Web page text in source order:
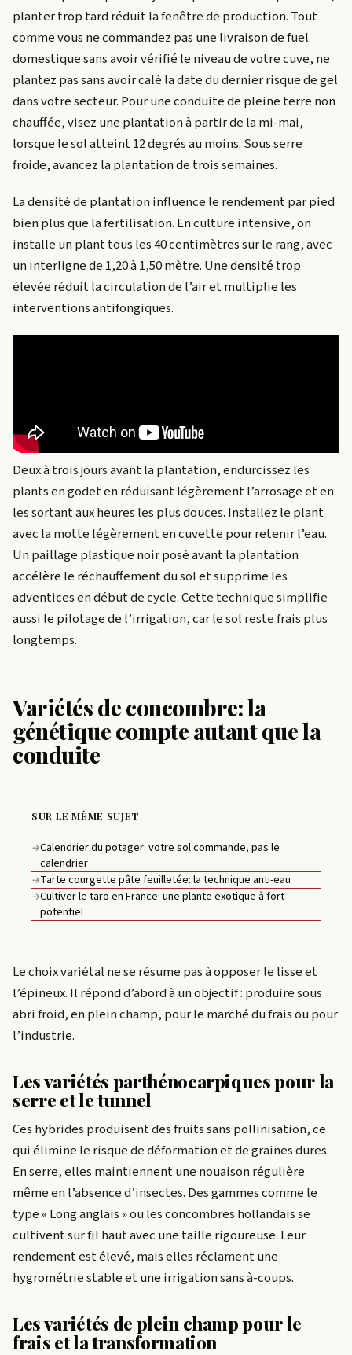
planter trop tard réduit la fenêtre de production. Tout
comme vous ne commandez pas une livraison de fuel
domestique sans avoir vérifié le niveau de votre cuve, ne
plantez pas sans avoir calé la date du dernier risque de gel
dans votre secteur. Pour une conduite de pleine terre non
chauffée, visez une plantation à partir de la mi-mai,
lorsque le sol atteint 12 degrés au moins. Sous serre
froide, avancez la plantation de trois semaines.
La densité de plantation influence le rendement par pied
bien plus que la fertilisation. En culture intensive, on
installe un plant tous les 40 centimètres sur le rang, avec
un interligne de 1,20 à 1,50 mètre. Une densité trop
élevée réduit la circulation de l’air et multiplie les
interventions antifongiques.
Deux à trois jours avant la plantation, endurcissez les
plants en godet en réduisant légèrement l’arrosage et en
les sortant aux heures les plus douces. Installez le plant
avec la motte légèrement en cuvette pour retenir l’eau.
Un paillage plastique noir posé avant la plantation
accélère le réchauffement du sol et supprime les
adventices en début de cycle. Cette technique simplifie
aussi le pilotage de l’irrigation, car le sol reste frais plus
longtemps.
Variétés de concombre: la
génétique compte autant que la
conduite
SUR LE MÊME SUJET
→Calendrier du potager: votre sol commande, pas le
calendrier
→Tarte courgette pâte feuilletée: la technique anti-eau
→Cultiver le taro en France: une plante exotique à fort
potentiel
Le choix variétal ne se résume pas à opposer le lisse et
l’épineux. Il répond d’abord à un objectif : produire sous
abri froid, en plein champ, pour le marché du frais ou pour
l’industrie.
Les variétés parthénocarpiques pour la
serre et le tunnel
Ces hybrides produisent des fruits sans pollinisation, ce
qui élimine le risque de déformation et de graines dures.
En serre, elles maintiennent une nouaison régulière
même en l’absence d’insectes. Des gammes comme le
type « Long anglais » ou les concombres hollandais se
cultivent sur fil haut avec une taille rigoureuse. Leur
rendement est élevé, mais elles réclament une
hygrométrie stable et une irrigation sans à-coups.
Les variétés de plein champ pour le
frais et la transformation